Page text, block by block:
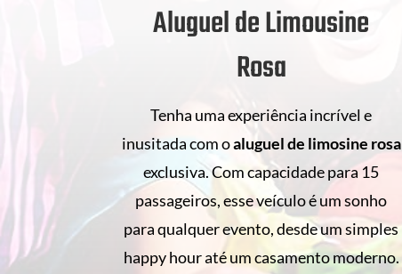
Aluguel de Limousine
Rosa
Tenha uma experiência incrível e
inusitada com oaluguel de limosine rosa
exclusiva. Com capacidade para 15
passageiros, esse veículo é um sonho
para qualquer evento, desde um simples
happy hour até um casamento moderno.